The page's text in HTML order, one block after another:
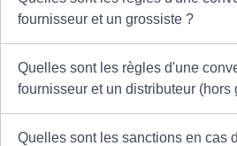
fournisseur et un grossiste ?
Quelles sont les règles d'une
fournisseur et un distributeur (hors
Quelles sont les sanctions en cas